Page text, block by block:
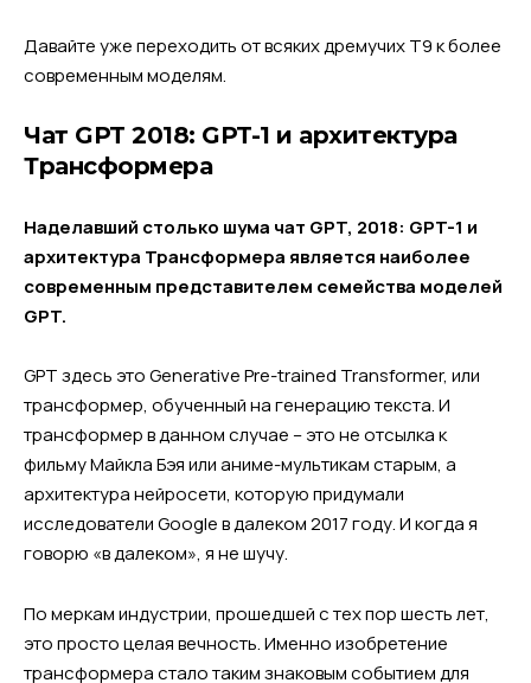
Давайте уже переходить от всяких дремучих Т9 к более
современным моделям.
Чат GPT 2018: GPT-1 и архитектура
Трансформера
Наделавший столько шума чат GPT, 2018: GPT-1 и
архитектура Трансформера является наиболее
современным представителем семейства моделей
GPT.
GPT здесь это Generative Pre-trained Transformer, или
трансформер, обученный на генерацию текста. И
трансформер в данном случае – это не отсылка к
фильму Майкла Бэя или аниме-мультикам старым, а
архитектура нейросети, которую придумали
исследователи Google в далеком 2017 году. И когда я
говорю «в далеком», я не шучу.
По меркам индустрии, прошедшей с тех пор шесть лет,
это просто целая вечность. Именно изобретение
трансформера стало таким знаковым событием для